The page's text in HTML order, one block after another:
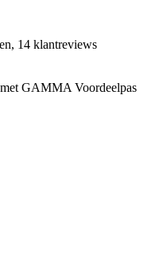
14 klantreviews
GAMMA Voordeelpas